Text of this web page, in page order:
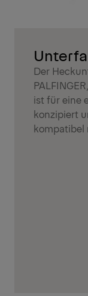
Der
ist für eine
konzipiert
kompatibel